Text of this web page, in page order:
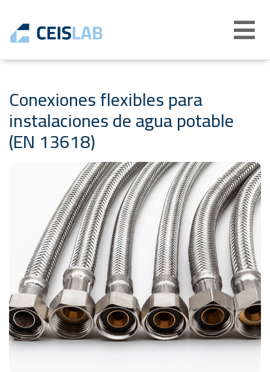
Abrir
menú
Conexiones flexibles para
instalaciones de agua potable
(EN 13618)